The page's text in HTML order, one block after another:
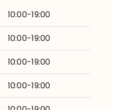
10:00-19:00
10:00-19:00
10:00-19:00
10:00-19:00